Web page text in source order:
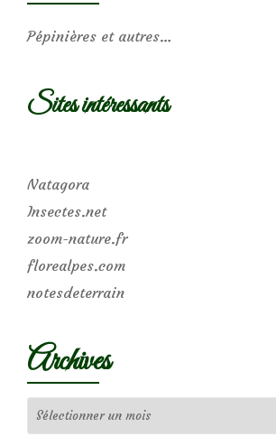
Pépinières et autres…
Sites intéressants
Natagora
Insectes.net
zoom-nature.fr
florealpes.com
notesdeterrain
Archives